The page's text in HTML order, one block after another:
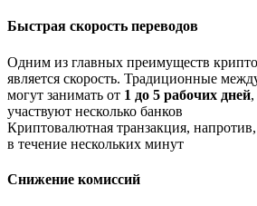
Быстрая скорость переводов
Одним из главных преимуществ
является скорость. Традиционные
могут занимать от 1 до 5 рабочих дней
участвуют несколько банков
Криптовалютная транзакция,
в течение нескольких минут
Снижение комиссий